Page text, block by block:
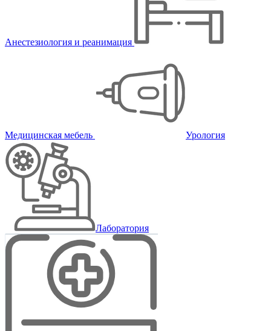
Анестезиология и реанимация
Медицинская мебель Урология
Лаборатория